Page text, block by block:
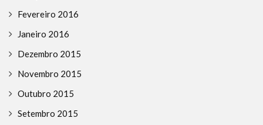
Fevereiro 2016
Janeiro 2016
Dezembro 2015
Novembro 2015
Outubro 2015
Setembro 2015